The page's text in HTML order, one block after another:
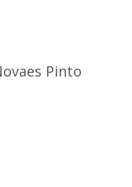
Pinto